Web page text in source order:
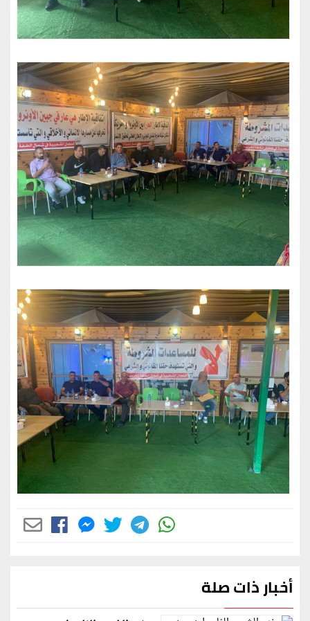
أخبار ذات صلة